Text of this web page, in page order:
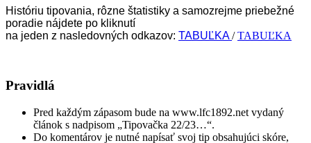
Históriu tipovania, rôzne štatistiky a samozrejme priebežné
poradie nájdete po kliknutí
na jeden z nasledovných odkazov: TABUĽKA/TABUĽKA
Pravidlá
Pred každým zápasom bude na www.lfc1892.net vydaný
článok s nadpisom „Tipovačka 22/23…“.
Do komentárov je nutné napísať svoj tip obsahujúci skóre,